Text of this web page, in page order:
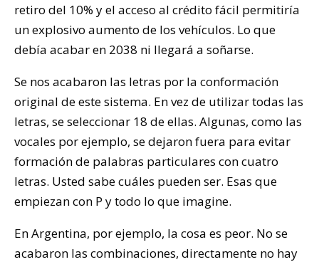
retiro del 10% y el acceso al crédito fácil permitiría
un explosivo aumento de los vehículos. Lo que
debía acabar en 2038 ni llegará a soñarse.
Se nos acabaron las letras por la conformación
original de este sistema. En vez de utilizar todas las
letras, se seleccionar 18 de ellas. Algunas, como las
vocales por ejemplo, se dejaron fuera para evitar
formación de palabras particulares con cuatro
letras. Usted sabe cuáles pueden ser. Esas que
empiezan con P y todo lo que imagine.
En Argentina, por ejemplo, la cosa es peor. No se
acabaron las combinaciones, directamente no hay